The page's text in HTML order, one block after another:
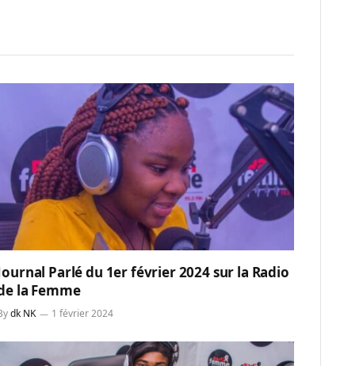
Parlé du 1er février 2024 sur la Radio
la Femme
dk NK 1 février 2024